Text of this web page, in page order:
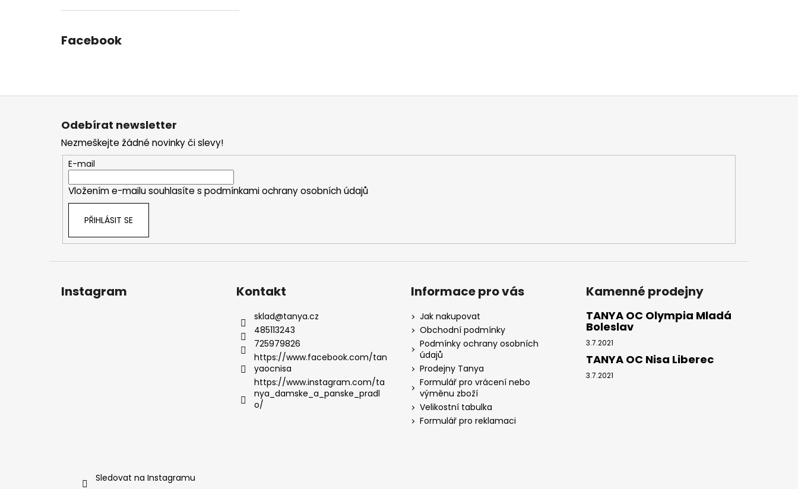
Facebook
Z
Odebírat newsletter
Nezmeškejte žádné novinky či slevy!
E-mail
Vložením e-mailu souhlasíte s podmínkami ochrany osobních údajů
PŘIHLÁSIT SE
Instagram
Sledovat na Instagramu
Kontakt
sklad@tanya.cz
485113243
725979826
https://www.facebook.com/tan
yaocnisa
https://www.instagram.com/ta
nya_damske_a_panske_pradl
o/
Informace pro vás
Jak nakupovat
Obchodní podmínky
Podmínky ochrany osobních
údajů
Prodejny Tanya
Formulář pro vrácení nebo
výměnu zboží
Velikostní tabulka
Formulář pro reklamaci
Kamenné prodejny
TANYA OC Olympia Mladá
Boleslav
3.7.2021
TANYA OC Nisa Liberec
3.7.2021